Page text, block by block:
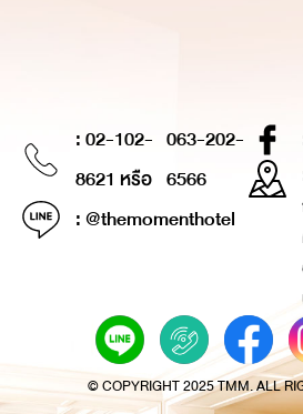
: 02-102-
8621 หรือ
063-202-
6566
: @themomenthotel
© COPYRIGHT 2025 TMM. ALL